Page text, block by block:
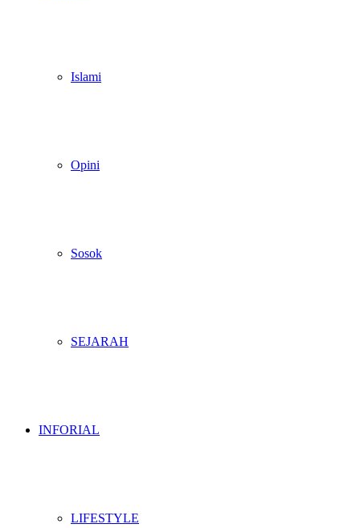
Islami
Opini
Sosok
SEJARAH
INFORIAL
LIFESTYLE